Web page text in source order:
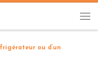
ou d’un